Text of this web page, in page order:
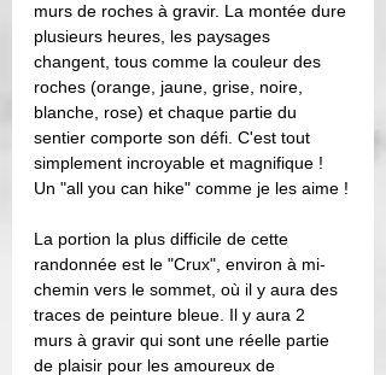
murs de roches à gravir. La montée dure
plusieurs heures, les paysages
changent, tous comme la couleur des
roches (orange, jaune, grise, noire,
blanche, rose) et chaque partie du
sentier comporte son défi. C'est tout
simplement incroyable et magnifique !
Un "all you can hike" comme je les aime !
La portion la plus difficile de cette
randonnée est le "Crux", environ à mi-
chemin vers le sommet, où il y aura des
traces de peinture bleue. Il y aura 2
murs à gravir qui sont une réelle partie
de plaisir pour les amoureux de